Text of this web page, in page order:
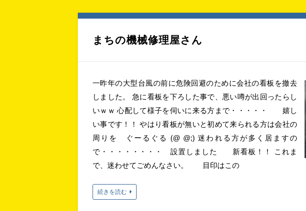
まちの機械修理屋さん
一昨年の大型台風の前に危険回避のために会社の看板を撤去
しました。 急に看板を下ろした事で、悪い噂が出回ったらし
いｗｗ 心配して様子を伺いに来る方まで・・・・・ 嬉し
い事です！！ やはり看板が無いと初めて来られる方は会社の
周りを ぐーるぐる (@ @;) 迷われる方が多く居ますの
で・・・・・・・・ 設置しました 新看板！！ これま
で、迷わせてごめんなさい。 目印はこの
続きを読む